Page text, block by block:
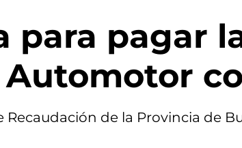
para pagar
de la Provincia de